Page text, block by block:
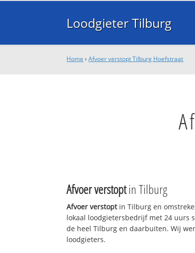
Loodgieter Tilburg
Home ›Afvoer verstopt Tilburg Hoefstraat
Afvoer verstoptin Tilburg
Afvoer verstoptin Tilburg en
lokaal loodgietersbedrijf met 24 uurs
de heel Tilburg en daarbuiten. Wij
loodgieters.